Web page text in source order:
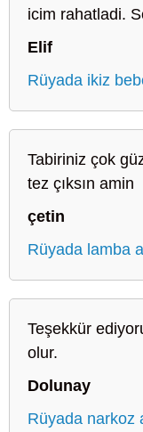
icim rahatladi.
Elif
Rüyada ikiz
Tabiriniz çok
tez çıksın amin
çetin
Rüyada lamba
Teşekkür
olur.
Dolunay
Rüyada narkoz